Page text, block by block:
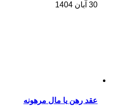
30 آبان 1404
عقد رهن یا مال مرهونه